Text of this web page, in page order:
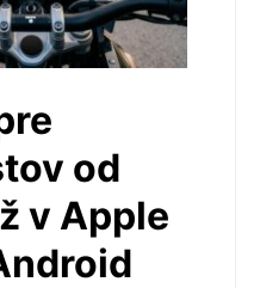
od
v Apple